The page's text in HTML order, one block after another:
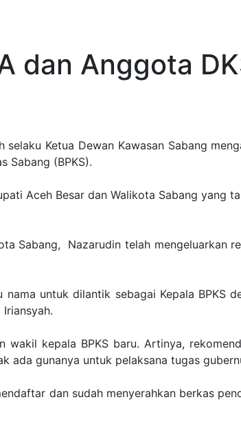
dan Anggota
Ketua Dewan Kawasan Sabang
Sabang (BPKS).
Aceh Besar dan Walikota Sabang yang
Sabang, Nazarudin telah mengeluarkan
untuk dilantik sebagai Kepala
wakil kepala BPKS baru. Artinya,
ada gunanya untuk pelaksana tugas
dan sudah menyerahkan berkas